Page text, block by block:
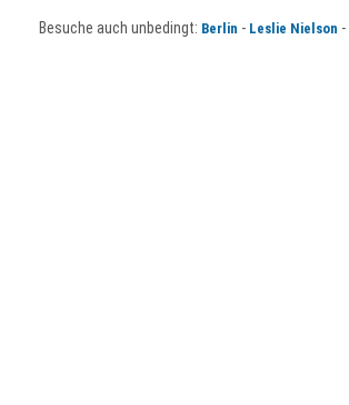
Besuche auch unbedingt: Berlin - Leslie Nielson -